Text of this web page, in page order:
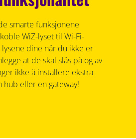
smarte funksjonene
WiZ-lyset til Wi-Fi-
dine når du ikke er
at de skal slås på og av
ikke å installere ekstra
hub eller en gateway!